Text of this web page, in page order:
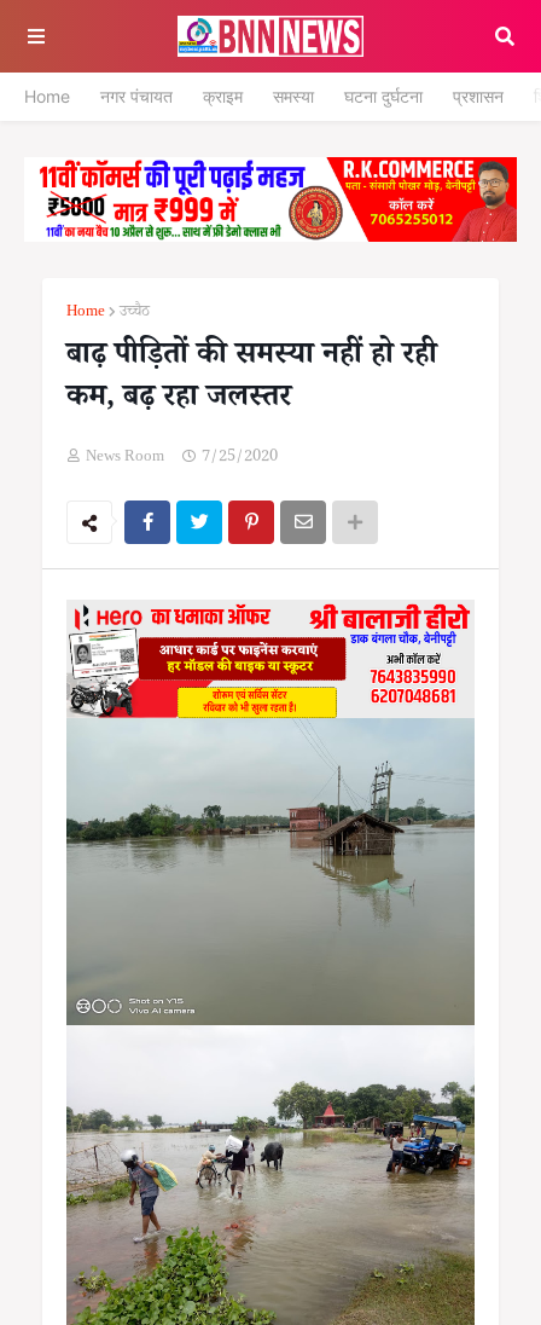
Home नगर पंचायत क्राइम समस्या घटना दुर्घटना प्रशासन
Home उच्चैठ
बाढ़ पीड़ितों की समस्या नहीं हो रही
कम, बढ़ रहा जलस्तर
News Room 7/25/2020